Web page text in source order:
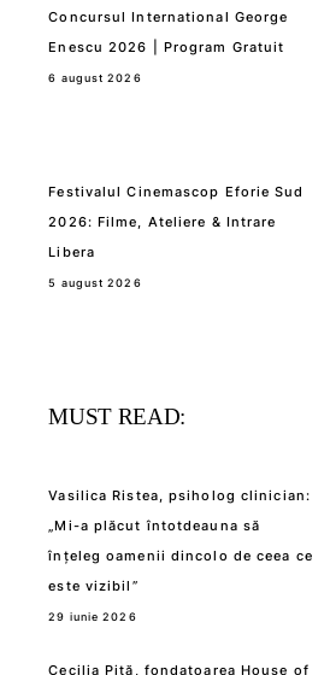
Concursul International George
Enescu 2026 | Program Gratuit
6 august 2026
Festivalul Cinemascop Eforie Sud
2026: Filme, Ateliere & Intrare
Libera
5 august 2026
MUST READ:
Vasilica Ristea, psiholog clinician:
„Mi-a plăcut întotdeauna să
înțeleg oamenii dincolo de ceea ce
este vizibil”
29 iunie 2026
Cecilia Pită, fondatoarea House of